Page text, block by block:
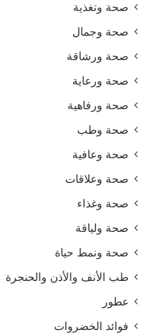
صحة وتغذية
صحة وجمال
صحة ورشاقة
صحة ورعاية
صحة ورفاهية
صحة وطب
صحة وعافية
صحة وعلاقات
صحة وغذاء
صحة ولياقة
صحة ونمط حياة
طب الأنف والأذن والحنجرة
عطور
فوائد الخضروات